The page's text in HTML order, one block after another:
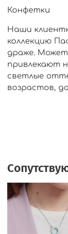
Конфетки
Наши
коллекцию
драже.
привлекают
светлые
возрастов,